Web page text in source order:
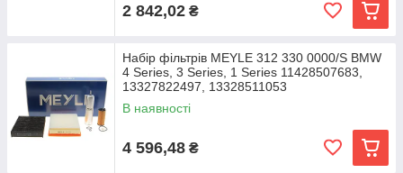
2 842,02 ₴
Набір фільтрів MEYLE 312 330 0000/S BMW
4 Series, 3 Series, 1 Series 11428507683,
13327822497, 13328511053
В наявності
4 596,48 ₴